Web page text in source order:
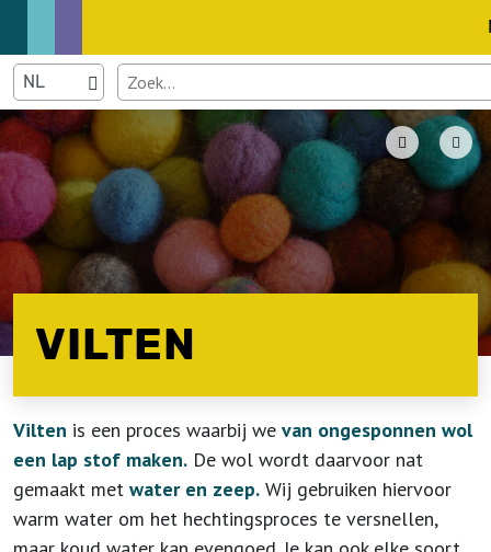
VILTEN
Vilten is een proces waarbij we van ongesponnen wol
een lap stof maken. De wol wordt daarvoor nat
gemaakt met water en zeep. Wij gebruiken hiervoor
warm water om het hechtingsproces te versnellen,